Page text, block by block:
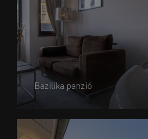
Bazilika panzió